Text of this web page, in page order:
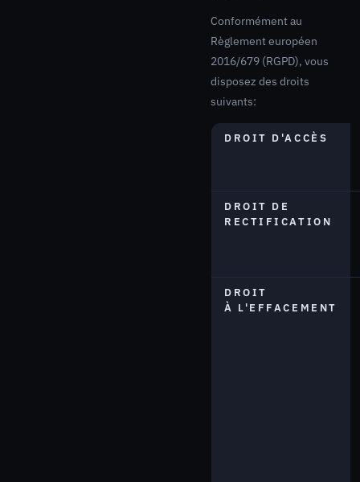
Conformément au
Règlement européen
2016/679 (RGPD), vous
disposez des droits
suivants:
DROIT D'ACCÈS
DROIT DE
RECTIFICATION
DROIT
À L'EFFACEMENT